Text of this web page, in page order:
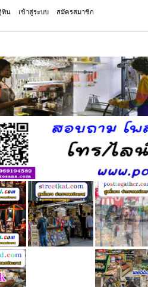
ทิน เข้าสู่ระบบ สมัครสมาชิก